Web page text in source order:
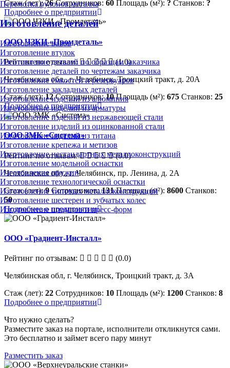
Перемотка рулонов металла
Изготовление деталей
Изготовление валов
Изготовление втулок
Изготовление деталей по образцам заказчика
Изготовление деталей по чертежам заказчика
Изготовление ёмкостей и резервуаров
Изготовление закладных деталей
Изготовление изделий из алюминия
Изготовление изделий из арматуры
Изготовление изделий из нержавеющей стали
Изготовление изделий из оцинкованной стали
Изготовление изделий из титана
Изготовление крепежа и метизов
Изготовление нестандартных металлоконструкций
Изготовление модельной оснастки
Изготовление пружин
Изготовление технологической оснастки
Изготовление типовых металлоконструкций
Изготовление шестерен и зубчатых колес
Изготовление штампов и пресс-форм
Стаж (лет):26 Сотрудников: 60 Площадь (м²): ? Станков: ?
Подробнее о предприятии
ООО ЧЗКИ «Промдеталь»
Рейтинг по отзывам:
(1.0)
Челябинская обл., г. Челябинск, Троицкий тракт, д. 20А
Стаж (лет):12 Сотрудников:10 Площадь (м²): 675 Станков: 25
Подробнее о предприятии
ООО ЗМК «Система»
Рейтинг по отзывам:
(0.0)
Челябинская обл., г. Челябинск, пр. Ленина, д. 2А
Стаж (лет):9 Сотрудников:131 Площадь (м²): 8600 Станков:
50
Подробнее о предприятии
ООО «Градиент-Инсталл»
Рейтинг по отзывам:
(0.0)
Челябинская обл, г. Челябинск, Троицкий тракт, д. 3А
Стаж (лет): 22 Сотрудников: 10 Площадь (м²): 1200 Станков: 8
Подробнее о предприятии
Что нужно сделать?
Разместите заказ на портале, исполнители откликнутся сами.
Это бесплатно и займет всего пару минут
Разместить заказ